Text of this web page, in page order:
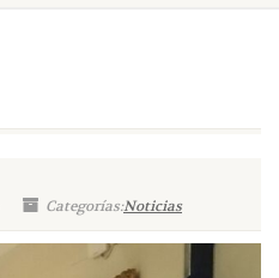
Categorías:Noticias